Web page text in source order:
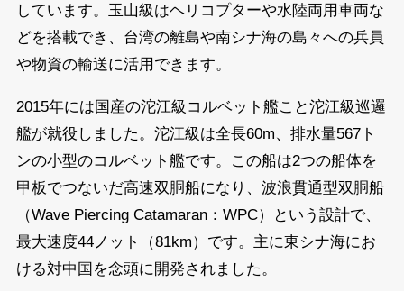
しています。玉山級はヘリコプターや水陸両用車両な
どを搭載でき、台湾の離島や南シナ海の島々への兵員
や物資の輸送に活用できます。
2015年には国産の沱江級コルベット艦こと沱江級巡邏
艦が就役しました。沱江級は全長60m、排水量567ト
ンの小型のコルベット艦です。この船は2つの船体を
甲板でつないだ高速双胴船になり、波浪貫通型双胴船
（Wave Piercing Catamaran：WPC）という設計で、
最大速度44ノット（81km）です。主に東シナ海にお
ける対中国を念頭に開発されました。